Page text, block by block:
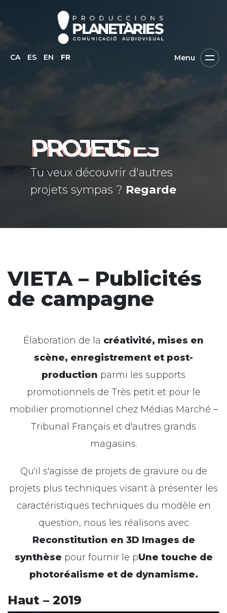
CA ES EN FR Menu
PROJETS
Tu veux découvrir d'autres
projets sympas ? Regarde
VIETA – Publicités
de campagne
Élaboration de la créativité, mises en
scène, enregistrement et post-
production parmi les supports
promotionnels de Très petitet pour le
mobilier promotionnel chez Médias Marché –
Tribunal
Français et d'autres grands
magasins.
Qu'il s'agisse de projets de gravure ou de
projets plus techniques visant à présenter les
caractéristiques techniques du modèle en
question, nous les réalisons avec
Reconstitution en 3D Images de
synthèse pour fournir le pUne touche de
photoréalisme et de dynamisme.
Haut – 2019